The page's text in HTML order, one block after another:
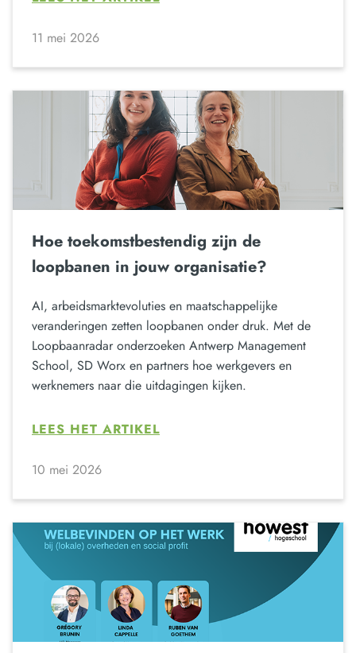
11 mei 2026
Hoe toekomstbestendig zijn de
loopbanen in jouw organisatie?
AI, arbeidsmarktevoluties en maatschappelijke
veranderingen zetten loopbanen onder druk. Met de
Loopbaanradar onderzoeken Antwerp Management
School, SD Worx en partners hoe werkgevers en
werknemers naar die uitdagingen kijken.
LEES HET ARTIKEL
10 mei 2026